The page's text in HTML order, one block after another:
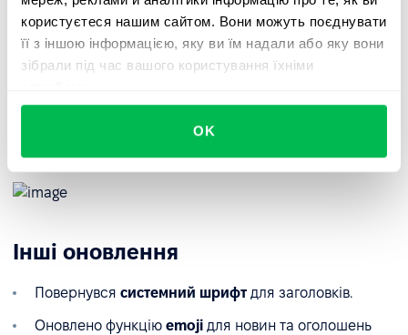
користуєтеся нашим сайтом. Вони можуть поєднувати
її з іншою інформацією, яку ви їм надали або яку вони
зібрали під час вашого користування їхніми
OK
користувачеві буде легше вирішити, який стовпець із
файлу, що завантажується, відповідає певному полю в
PeopleForce. Якщо деякі поля використовують прості
назви типу Ім'я, вони будуть зіставлятися автоматично.
Було покращено автоматичну валідацію даних
усередині полів таблиці, що дозволить скоротити
кількість помилок при імпорті інформації.
Інші оновлення
Повернувся системний шрифт для заголовків.
Оновлено функцію emoji для новин та оголошень